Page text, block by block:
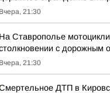
Вчера, 21:30
На Ставрополье
с дорожным
Вчера, 21:30
ДТП в